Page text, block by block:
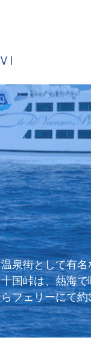
温泉街として有
十国峠は、熱海
らフェリーにて